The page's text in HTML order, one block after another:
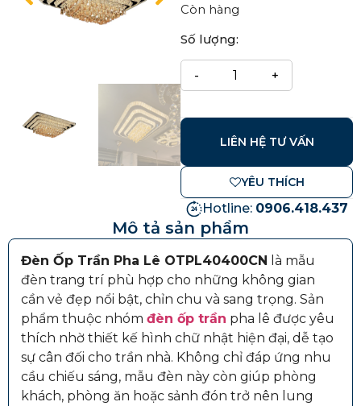
Còn hàng
Số lượng:
LIÊN HỆ TƯ VẤN
YÊU THÍCH
Hotline: 0906.418.437
Mô tả sản phẩm
Đèn Ốp Trần Pha Lê OTPL40400CN là mẫu
đèn trang trí phù hợp cho những không gian
cần vẻ đẹp nổi bật, chỉn chu và sang trọng. Sản
phẩm thuộc nhóm đèn ốp trần pha lê được yêu
thích nhờ thiết kế hình chữ nhật hiện đại, dễ tạo
sự cân đối cho trần nhà. Không chỉ đáp ứng nhu
cầu chiếu sáng, mẫu đèn này còn giúp phòng
khách, phòng ăn hoặc sảnh đón trở nên lung